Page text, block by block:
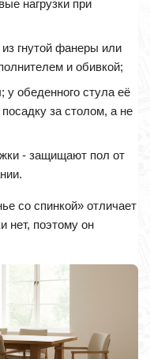
нагрузки при
гнутой фанеры или
и обивкой;
у обеденного стула её
за столом, а не
- защищают пол от
со спинкой» отличает
нет, поэтому он